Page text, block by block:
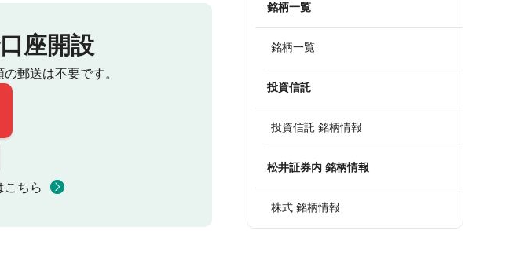
座開設
郵送は不要です。
こちら
銘柄一覧
銘柄一覧
投資信託
投資信託 銘柄情報
松井証券内 銘柄情報
株式 銘柄情報